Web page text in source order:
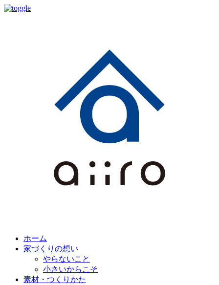
ホーム
家づくりの想い
やらないこと
小さいからこそ
素材・つくりかた